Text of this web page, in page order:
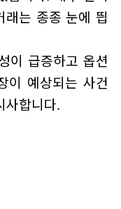
래는 종종 눈에 띕
이 급증하고 옵션
이 예상되는 사건
사합니다.